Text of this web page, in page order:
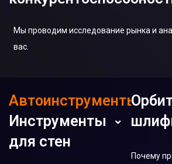
Мы проводим исследование рынка и
вас.
Автоинструменты
Орбитальная
шлифмашина
Инструменты
для стен
Почему